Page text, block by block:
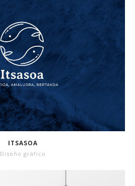
ITSASOA
Diseño gráfico